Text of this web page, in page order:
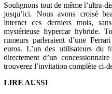
Soulignons tout de même l’ultra-
jusqu’ici. Nous avons croisé
internet ces derniers mois,
mystérieuse hypercar hybride.
rumeurs parleraient d’une
euros. L’un des utilisateurs du
directement d’un
trouverez l’invitation complète ci-
LIRE AUSSI